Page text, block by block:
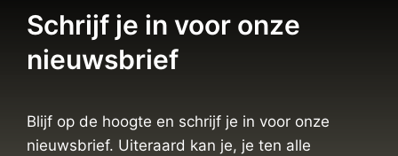
Schrijf je in voor onze
nieuwsbrief
Blijf op de hoogte en schrijf je in voor onze
nieuwsbrief. Uiteraard kan je, je ten alle